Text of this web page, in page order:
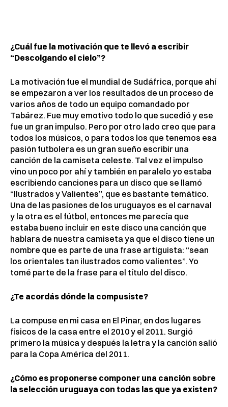
¿Cuál fue la motivación que te llevó a escribir
“Descolgando el cielo”?
La motivación fue el mundial de Sudáfrica, porque ahí
se empezaron a ver los resultados de un proceso de
varios años de todo un equipo comandado por
Tabárez. Fue muy emotivo todo lo que sucedió y ese
fue un gran impulso. Pero por otro lado creo que para
todos los músicos, o para todos los que tenemos esa
pasión futbolera es un gran sueño escribir una
canción de la camiseta celeste. Tal vez el impulso
vino un poco por ahí y también en paralelo yo estaba
escribiendo canciones para un disco que se llamó
“Ilustrados y Valientes”, que es bastante temático.
Una de las pasiones de los uruguayos es el carnaval
y la otra es el fútbol, entonces me parecía que
estaba bueno incluir en este disco una canción que
hablara de nuestra camiseta ya que el disco tiene un
nombre que es parte de una frase artiguista: “sean
los orientales tan ilustrados como valientes”. Yo
tomé parte de la frase para el título del disco.
¿Te acordás dónde la compusiste?
La compuse en mi casa en El Pinar, en dos lugares
físicos de la casa entre el 2010 y el 2011. Surgió
primero la música y después la letra y la canción salió
para la Copa América del 2011.
¿Cómo es proponerse componer una canción sobre
la selección uruguaya con todas las que ya existen?